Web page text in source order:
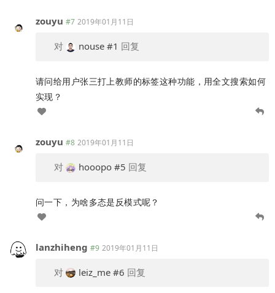
zouyu #7 2019年01月11日
对 nouse #1 回复
请问给用户张三打上教师的标签这种功能，用全文搜索如何
实现？
zouyu #8 2019年01月11日
对 hooopo #5 回复
问一下，为啥多态是反模式呢？
lanzhiheng #9 2019年01月11日
对 leiz_me #6 回复